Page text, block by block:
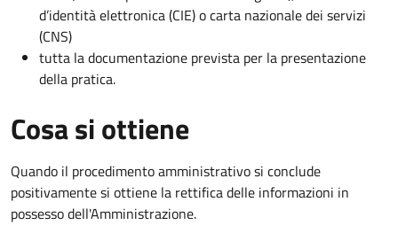
d’identità elettronica (CIE) o carta nazionale dei servizi
(CNS)
tutta la documentazione prevista per la presentazione
della pratica.
Cosa si ottiene
Quando il procedimento amministrativo si conclude
positivamente si ottiene la rettifica delle informazioni in
possesso dell'Amministrazione.